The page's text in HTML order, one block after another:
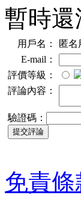
暫時
用戶名：
匿名
E-mail：
評價等級：
評論內容：
驗證碼：
免責條